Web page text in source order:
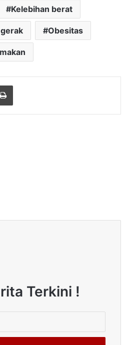
Kelebihan berat
Obesitas
Print
Terkini !